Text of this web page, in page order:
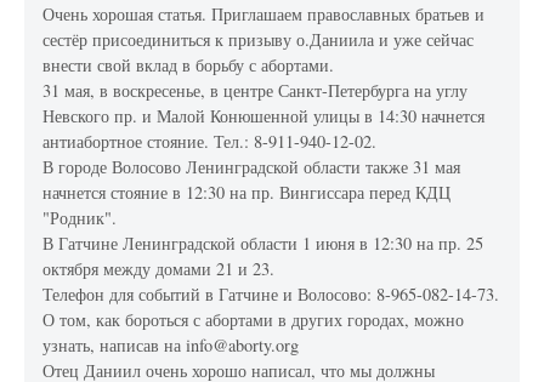
Очень хорошая статья. Приглашаем православных братьев и
сестёр присоединиться к призыву о.Даниила и уже сейчас
внести свой вклад в борьбу с абортами.
31 мая, в воскресенье, в центре Санкт-Петербурга на углу
Невского пр. и Малой Конюшенной улицы в 14:30 начнется
антиабортное стояние. Тел.: 8-911-940-12-02.
В городе Волосово Ленинградской области также 31 мая
начнется стояние в 12:30 на пр. Вингиссара перед КДЦ
"Родник".
В Гатчине Ленинградской области 1 июня в 12:30 на пр. 25
октября между домами 21 и 23.
Телефон для событий в Гатчине и Волосово: 8-965-082-14-73.
О том, как бороться с абортами в других городах, можно
узнать, написав на info@aborty.org
Отец Даниил очень хорошо написал, что мы должны